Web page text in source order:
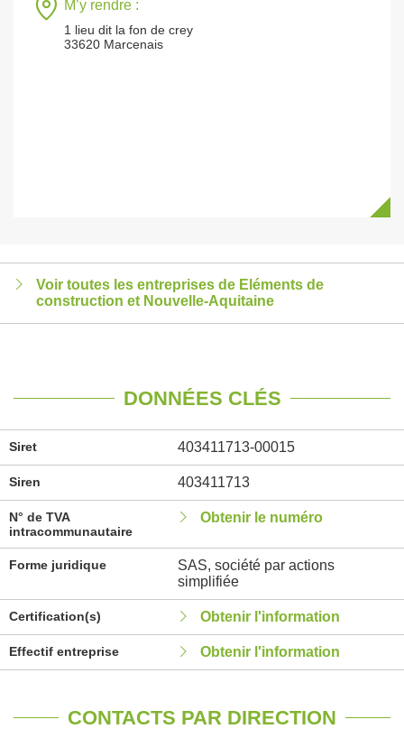
M’y rendre :
1 lieu dit la fon de crey
33620 Marcenais
Voir toutes les entreprises de Eléments de
construction et Nouvelle-Aquitaine
DONNÉES CLÉS
Siret 403411713-00015
Siren 403411713
N° de TVA
intracommunautaire
Obtenir le numéro
Forme juridique
SAS, société par actions
simplifiée
Certification(s) Obtenir l'information
Effectif entreprise Obtenir l'information
CONTACTS PAR DIRECTION